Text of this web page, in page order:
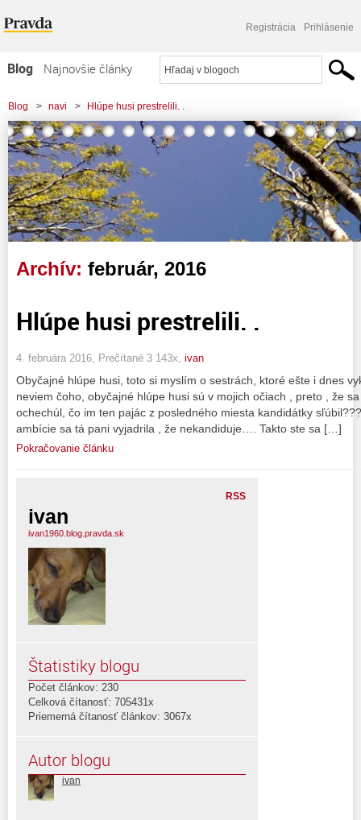
Registrácia Prihlásenie
Blog
Najnovšie články
Najčítanejšie články
Najkomentovanejšie články
Zoznam blogov
Komerčné blogy
Blog > navi > Hlúpe husi prestrelili. .
Archív: február, 2016
Hlúpe husi prestrelili. .
4. februára 2016, Prečítané 3 143x, ivan
Obyčajné hlúpe husi, toto si myslím o sestrách, ktoré ešte i dnes
neviem čoho, obyčajné hlúpe husi sú v mojich očiach , preto , že
ochechúl, čo im ten pajác z posledného miesta kandidátky
ambície sa tá pani vyjadrila , že nekandiduje…. Takto ste sa […]
Pokračovanie článku
RSS
ivan
ivan1960.blog.pravda.sk
Štatistiky blogu
Počet článkov: 230
Celková čítanosť: 705431x
Priemerná čítanosť článkov: 3067x
Autor blogu
ivan